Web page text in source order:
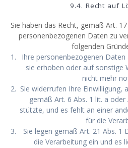
9.4. Recht auf
Sie haben das Recht, gemäß Art.
personenbezogenen Daten zu
folgenden
Ihre personenbezogenen
sie erhoben oder auf sonstige
nicht mehr
Sie widerrufen Ihre Einwilligung,
gemäß Art. 6 Abs. 1 lit. a oder
stützte, und es fehlt an einer
für die
Sie legen gemäß Art. 21 Abs. 1
die Verarbeitung ein und es